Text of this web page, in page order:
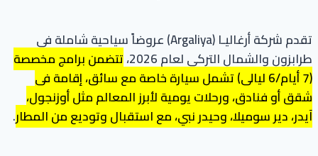
تقدم شركة أرغاليـا (Argaliya) عروضاً سياحية شاملة في
طرابزون والشمال التركي لعام 2026،
تتضمن برامج مخصصة
(7 أيام/6 ليالي) تشمل سيارة خاصة مع سائق، إقامة في
شقق أو فنادق، ورحلات يومية لأبرز المعالم مثل أوزنجول،
آيدر، دير سوميلا، وحيدر نبي، مع استقبال وتوديع من المطار.